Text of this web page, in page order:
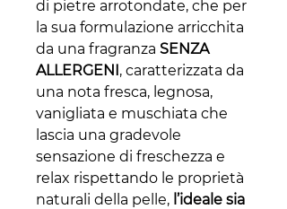
di pietre arrotondate, che per
la sua formulazione arricchita
da una fragranza SENZA
ALLERGENI, caratterizzata da
una nota fresca, legnosa,
vanigliata e muschiata che
lascia una gradevole
sensazione di freschezza e
relax rispettando le proprietà
naturali della pelle, l’ideale sia